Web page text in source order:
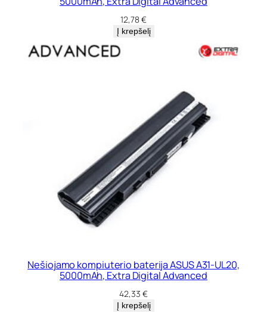
12,78€
Į krepšelį
Nešiojamo kompiuterio baterija ASUS A31-UL20,
5000mAh, Extra Digital Advanced
42,33 €
Į krepšelį